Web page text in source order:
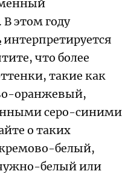
этом году
интерпретируется
что более
такие как
оранжевый,
серо-синими
о таких
кремово-белый,
белый или